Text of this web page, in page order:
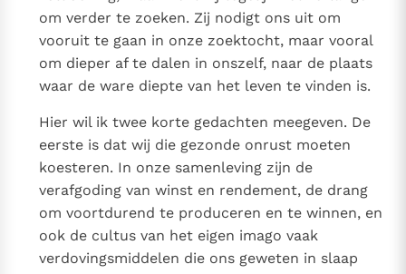
om verder te zoeken. Zij nodigt ons uit om
vooruit te gaan in onze zoektocht, maar vooral
om dieper af te dalen in onszelf, naar de plaats
waar de ware diepte van het leven te vinden is.
Hier wil ik twee korte gedachten meegeven. De
eerste is dat wij die gezonde onrust moeten
koesteren. In onze samenleving zijn de
verafgoding van winst en rendement, de drang
om voortdurend te produceren en te winnen, en
ook de cultus van het eigen imago vaak
verdovingsmiddelen die ons geweten in slaap